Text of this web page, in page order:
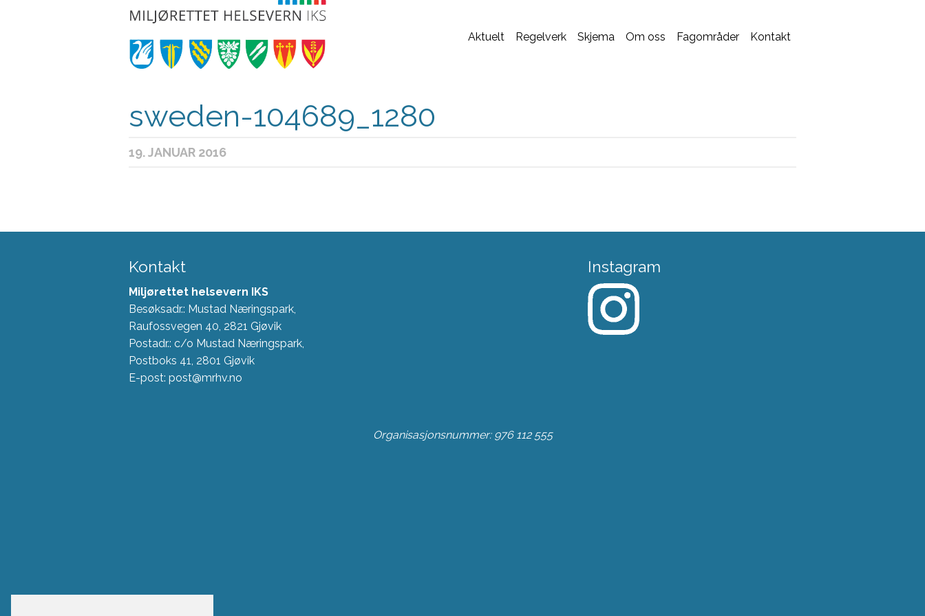
Aktuelt Regelverk Skjema Om oss Fagområder Kontakt
sweden-104689_1280
19. JANUAR 2016
Kontakt
Miljørettet helsevern IKS
Besøksadr.: Mustad Næringspark,
Raufossvegen 40, 2821 Gjøvik
Postadr.: c/o Mustad Næringspark,
Postboks 41, 2801 Gjøvik
E-post: post@mrhv.no
Instagram
Organisasjonsnummer: 976 112 555